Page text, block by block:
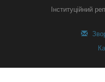
Інституційний